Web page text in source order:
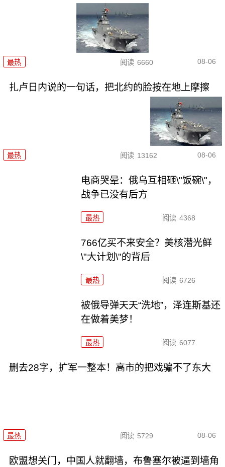
最热 阅读 6660 08-06
扎卢日内说的一句话，把北约的脸按在地上摩擦
最热 阅读 13162 08-06
电商哭晕：俄乌互相砸\"饭碗\"，
战争已没有后方
最热 阅读 4368
766亿买不来安全？美核潜光鲜
\"大计划\"的背后
最热 阅读 6726
被俄导弹天天“洗地”，泽连斯基还
在做着美梦！
最热 阅读 6077
删去28字，扩军一整本！高市的把戏骗不了东大
最热 阅读 5729 08-06
欧盟想关门，中国人就翻墙，布鲁塞尔被逼到墙角